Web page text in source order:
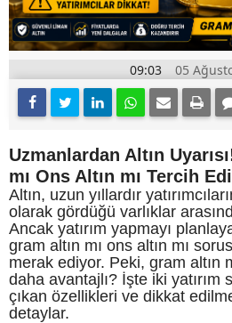
09:03 05
Uzmanlardan Altın
mı Ons Altın mı Tercih
Altın, uzun yıllardır
olarak gördüğü varlıklar
Ancak yatırım yapmayı
gram altın mı ons altın mı
merak ediyor. Peki, gram altın
daha avantajlı? İşte iki yatırım
çıkan özellikleri ve dikkat
detaylar.